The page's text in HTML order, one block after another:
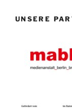
UNSERE